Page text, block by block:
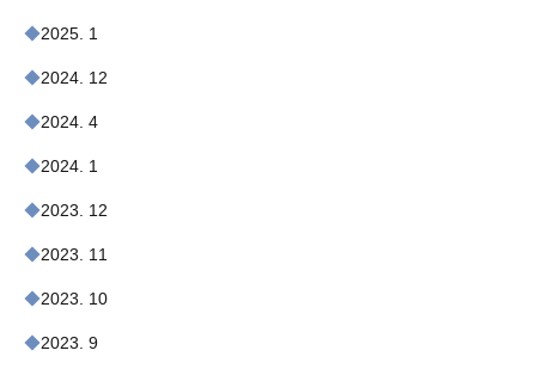
2025. 1
2024. 12
2024. 4
2024. 1
2023. 12
2023. 11
2023. 10
2023. 9